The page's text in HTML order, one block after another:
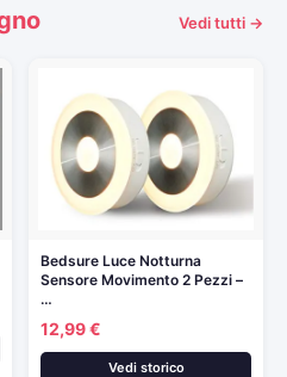
Vedi tutti →
Bedsure Luce Notturna
Sensore Movimento 2 Pezzi –
…
12,99 €
Vedi storico